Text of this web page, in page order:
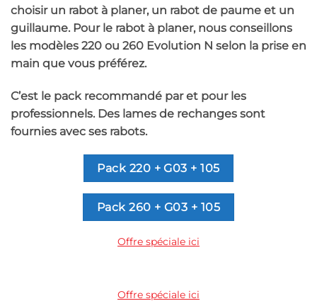
choisir un rabot à planer, un rabot de paume et un
guillaume. Pour le rabot à planer, nous conseillons
les modèles 220 ou 260 Evolution N selon la prise en
main que vous préférez.
C’est le pack recommandé par et pour les
professionnels. Des lames de rechanges sont
fournies avec ses rabots.
Pack 220 + G03 + 105
Pack 260 + G03 + 105
Offre spéciale ici
Offre spéciale ici